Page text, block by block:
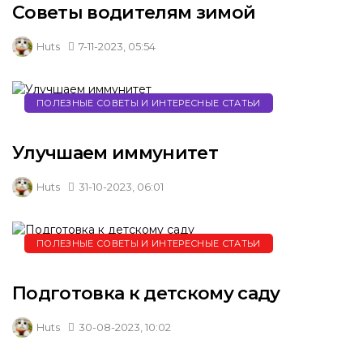
Советы водителям зимой
Huts 7-11-2023, 05:54
ПОЛЕЗНЫЕ СОВЕТЫ И ИНТЕРЕСНЫЕ СТАТЬИ
Улучшаем иммунитет
Huts 31-10-2023, 06:01
ПОЛЕЗНЫЕ СОВЕТЫ И ИНТЕРЕСНЫЕ СТАТЬИ
Подготовка к детскому саду
Huts 30-08-2023, 10:02